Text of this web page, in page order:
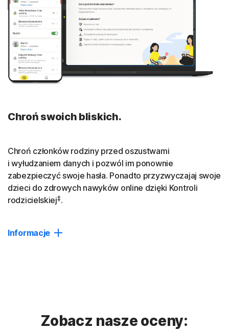
Password Manager
Twórz i przechowuj hasła wraz z danymi kart kredytowych
i innymi danymi osobowymi, a także zarządzaj nimi
w prywatnym skarbcu online dostępnym na Twoich
urządzeniach.
Chroń swoich bliskich.
Chroń członków rodziny przed oszustwami
i wyłudzaniem danych i pozwól im ponownie
zabezpieczyć swoje hasła. Ponadto przyzwyczajaj swoje
dzieci do zdrowych nawyków online dzięki Kontroli
rodzicielskiej‡.
Informacje
Password Manager
Zobacz nasze oceny: